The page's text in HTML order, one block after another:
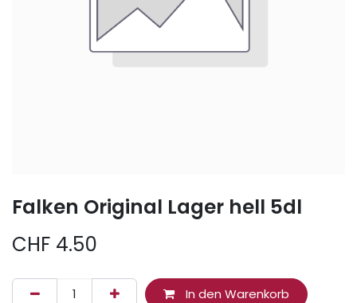
Falken Original Lager hell 5dl
CHF 4.50
In den Warenkorb